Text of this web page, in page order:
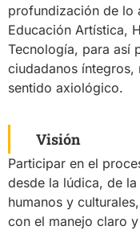
profundización de lo
Educación Artística,
Tecnología, para así
ciudadanos
sentido axiológico.
Visión
Participar en el
desde la lúdica, de
humanos y
con el manejo claro